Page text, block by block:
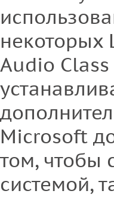
некоторых
Audio
Microsoft
том, чтобы
системой,